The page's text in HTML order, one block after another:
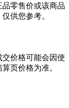
零售价或该商品
供您参考。
价格可能会因使
页价格为准。